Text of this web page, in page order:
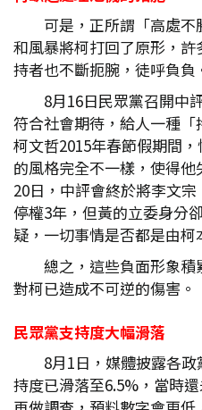
可是，正所謂「高處
和風暴將柯打回了原形，
持者也不斷扼腕，徒呼負負
8月16日民眾黨召開中
符合社會期待，給人一種
柯文哲2015年春節假期間
的風格完全不一樣，使得他
20日，中評會終於將李文
停權3年，但黃的立委身分
疑，一切事情是否都是由柯
總之，這些負面形象
對柯已造成不可逆的傷害。
民眾黨支持度大幅滑落
8月1日，媒體披露各
持度已滑落至6.5%，當時